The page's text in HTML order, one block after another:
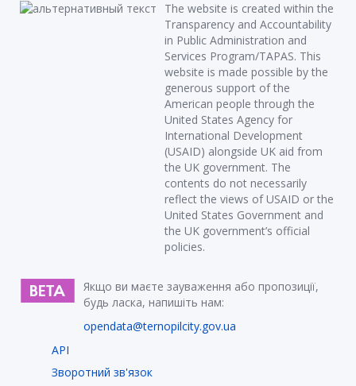
The website is created within the
Transparency and Accountability
in Public Administration and
Services Program/TAPAS. This
website is made possible by the
generous support of the
American people through the
United States Agency for
International Development
(USAID) alongside UK aid from
the UK government. The
contents do not necessarily
reflect the views of USAID or the
United States Government and
the UK government’s official
policies.
Якщо ви маєте зауваження або пропозиції,
будь ласка, напишіть нам:
opendata@ternopilcity.gov.ua
API
Зворотний зв'язок